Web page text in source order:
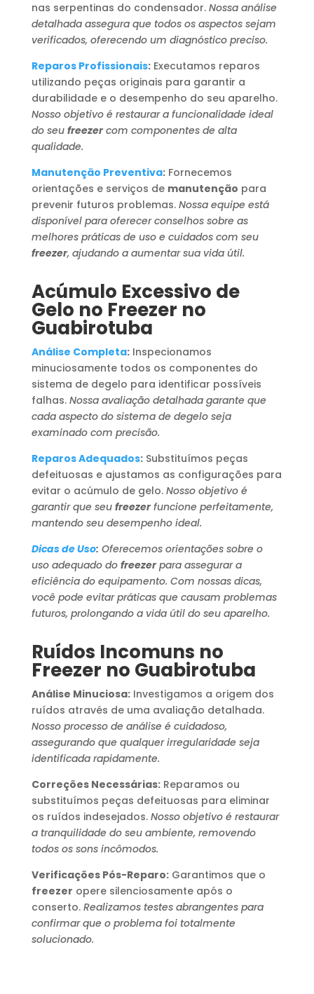
nas serpentinas do condensador. Nossa análise
detalhada assegura que todos os aspectos sejam
verificados, oferecendo um diagnóstico preciso.
Reparos Profissionais:Executamos reparos
utilizando peças originais para garantir a
durabilidade e o desempenho do seu aparelho.
Nosso objetivo é restaurar a funcionalidade ideal
do seu freezercom componentes de alta
qualidade.
Manutenção Preventiva:Fornecemos
orientações e serviços de manutenção para
prevenir futuros problemas. Nossa equipe está
disponível para oferecer conselhos sobre as
melhores práticas de uso e cuidados com seu
freezer, ajudando a aumentar sua vida útil.
Acúmulo Excessivo de
Gelo no Freezer no
Guabirotuba
Análise Completa:Inspecionamos
minuciosamente todos os componentes do
sistema de degelo para identificar possíveis
falhas. Nossa avaliação detalhada garante que
cada aspecto do sistema de degelo seja
examinado com precisão.
Reparos Adequados:Substituímos peças
defeituosas e ajustamos as configurações para
evitar o acúmulo de gelo. Nosso objetivo é
garantir que seu freezerfuncione perfeitamente,
mantendo seu desempenho ideal.
Dicas de Uso: Oferecemos orientações sobre o
uso adequado do freezerpara assegurar a
eficiência do equipamento. Com nossas dicas,
você pode evitar práticas que causam problemas
futuros, prolongando a vida útil do seu aparelho.
Ruídos Incomuns no
Freezer no Guabirotuba
Análise Minuciosa:Investigamos a origem dos
ruídos através de uma avaliação detalhada.
Nosso processo de análise é cuidadoso,
assegurando que qualquer irregularidade seja
identificada rapidamente.
Correções Necessárias:Reparamos ou
substituímos peças defeituosas para eliminar
os ruídos indesejados. Nosso objetivo é restaurar
a tranquilidade do seu ambiente, removendo
todos os sons incômodos.
Verificações Pós-Reparo:Garantimos que o
freezer opere silenciosamente após o
conserto. Realizamos testes abrangentes para
confirmar que o problema foi totalmente
solucionado.